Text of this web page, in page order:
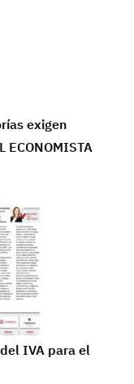
exigen
IVA para el